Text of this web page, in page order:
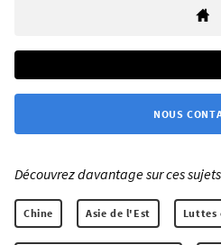
NOUS
Découvrez davantage sur ces
Chine Asie de l'Est Luttes